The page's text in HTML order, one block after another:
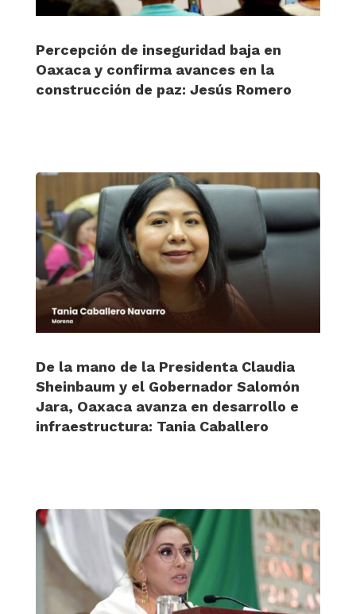
Percepción de inseguridad baja en
Oaxaca y confirma avances en la
construcción de paz: Jesús Romero
De la mano de la Presidenta Claudia
Sheinbaum y el Gobernador Salomón
Jara, Oaxaca avanza en desarrollo e
infraestructura: Tania Caballero